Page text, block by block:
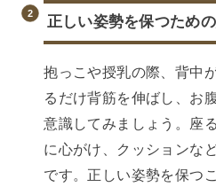
正しい姿勢を保つため
抱っこや授乳の際、背中
るだけ背筋を伸ばし、お
意識してみましょう。座
に心がけ、クッションな
です。正しい姿勢を保つ